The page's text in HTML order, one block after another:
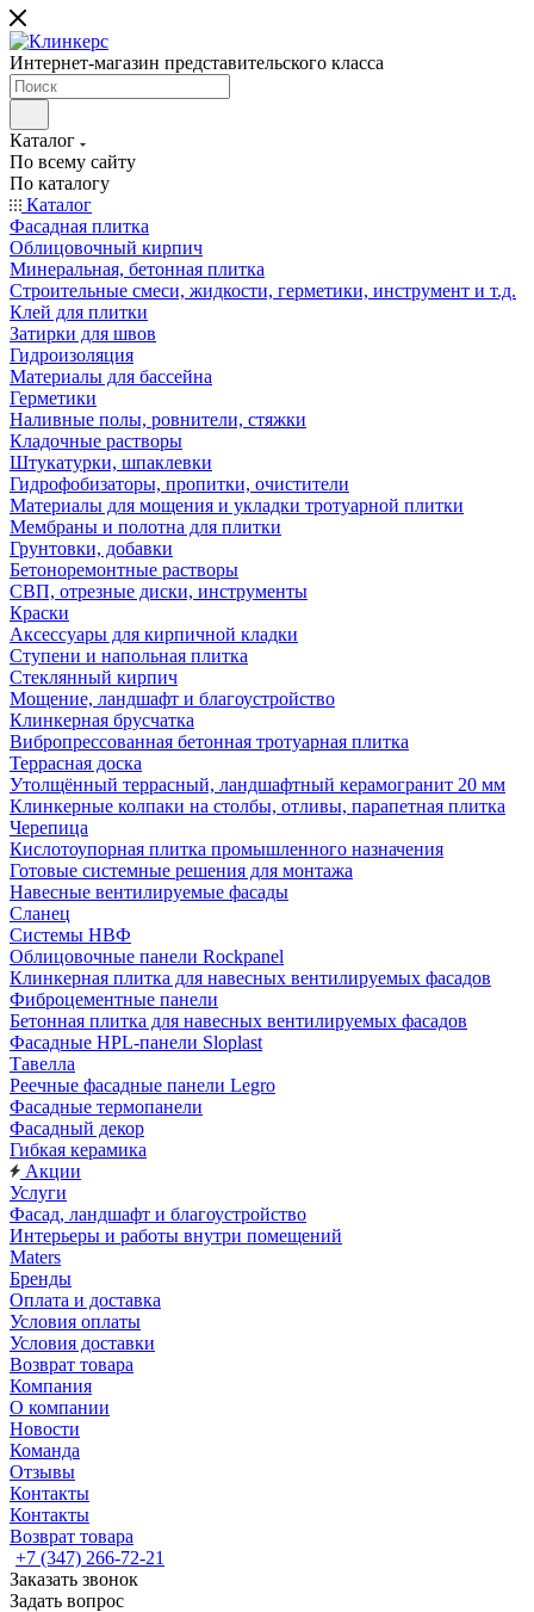
Интернет-магазин представительского класса
Каталог
По всему сайту
По каталогу
Каталог
Фасадная плитка
Облицовочный кирпич
Минеральная, бетонная плитка
Строительные смеси, жидкости, герметики, инструмент и т.д.
Клей для плитки
Затирки для швов
Гидроизоляция
Материалы для бассейна
Герметики
Наливные полы, ровнители, стяжки
Кладочные растворы
Штукатурки, шпаклевки
Гидрофобизаторы, пропитки, очистители
Материалы для мощения и укладки тротуарной плитки
Мембраны и полотна для плитки
Грунтовки, добавки
Бетоноремонтные растворы
СВП, отрезные диски, инструменты
Краски
Аксессуары для кирпичной кладки
Ступени и напольная плитка
Cтеклянный кирпич
Мощение, ландшафт и благоустройство
Клинкерная брусчатка
Вибропрессованная бетонная тротуарная плитка
Террасная доска
Утолщённый террасный, ландшафтный керамогранит 20 мм
Клинкерные колпаки на столбы, отливы, парапетная плитка
Черепица
Кислотоупорная плитка промышленного назначения
Готовые системные решения для монтажа
Навесные вентилируемые фасады
Сланец
Системы НВФ
Облицовочные панели Rockpanel
Клинкерная плитка для навесных вентилируемых фасадов
Фиброцементные панели
Бетонная плитка для навесных вентилируемых фасадов
Фасадные HPL-панели Sloplast
Тавелла
Реечные фасадные панели Legro
Фасадные термопанели
Фасадный декор
Гибкая керамика
Акции
Услуги
Фасад, ландшафт и благоустройство
Интерьеры и работы внутри помещений
Maters
Бренды
Оплата и доставка
Условия оплаты
Условия доставки
Возврат товара
Компания
О компании
Новости
Команда
Отзывы
Контакты
Контакты
Возврат товара
+7 (347) 266-72-21
Заказать звонок
Задать вопрос